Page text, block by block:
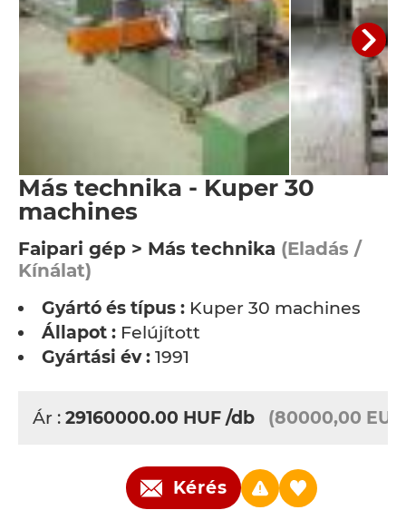
Más technika - Kuper 30
machines
Faipari gép > Más technika (Eladás /
Kínálat)
Gyártó és típus : Kuper 30 machines
Állapot : Felújított
Gyártási év : 1991
Ár : 29160000.00 HUF /db (80000,00
Kérés